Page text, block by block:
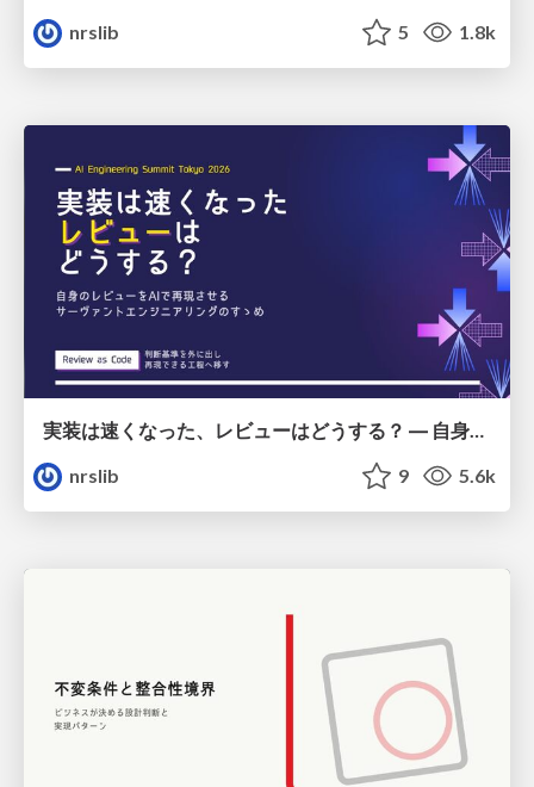
nrslib
5 1.8k
実装は速くなった、レビューはどうする？ ― 自身のレビューをAIで再現させるサーヴァントエンジニアリングのすゝめ / Implementation got faster. So what about reviews? — An invitation to Servant Engineering: Recreating your own code reviews with AI
nrslib
9 5.6k